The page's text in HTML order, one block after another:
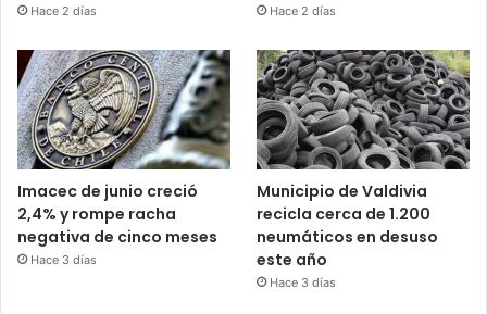
Hace 2 días Hace 2 días
Imacec de junio creció
2,4% y rompe racha
negativa de cinco meses
Hace 3 días
Municipio de Valdivia
recicla cerca de 1.200
neumáticos en desuso
este año
Hace 3 días